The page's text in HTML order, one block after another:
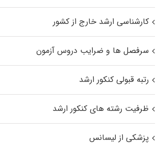
کارشناسی ارشد خارج از کشور
سرفصل ها و ضرایب دروس آزمون
رتبه قبولی کنکور ارشد
ظرفیت رشته های کنکور ارشد
پزشکی از لیسانس